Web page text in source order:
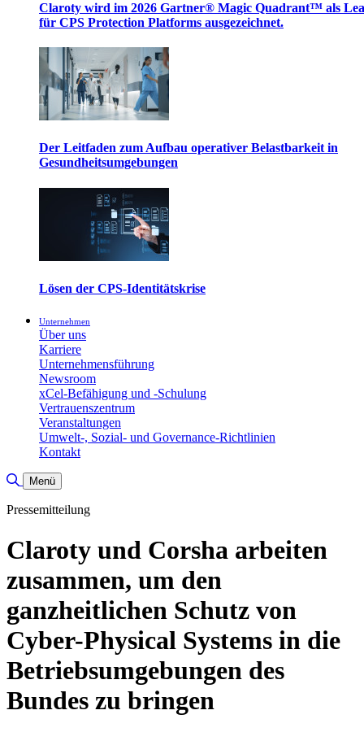
Claroty wird im 2026 Gartner® Magic Quadrant™ als
für CPS Protection Platforms ausgezeichnet.
Der Leitfaden zum Aufbau operativer Belastbarkeit in
Gesundheitsumgebungen
Lösen der CPS-Identitätskrise
Unternehmen
Über uns
Karriere
Unternehmensführung
Newsroom
xCel-Befähigung und -Schulung
Vertrauenszentrum
Veranstaltungen
Umwelt-, Sozial- und Governance-Richtlinien
Kontakt
Suche umschalten
Menü
Pressemitteilung
Claroty und Corsha arbeiten
zusammen, um den
ganzheitlichen Schutz von
Cyber-Physical Systems in die
Betriebsumgebungen des
Bundes zu bringen